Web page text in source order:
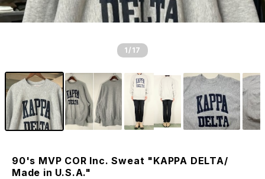
1 /17
90's MVP COR Inc. Sweat "KAPPA DELTA/
Made in U.S.A."